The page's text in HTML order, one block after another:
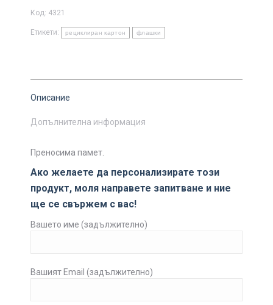
Код: 4321
Етикети: рециклиран картон флашки
Описание
Допълнителна информация
Преносима памет.
Ако желаете да персонализирате този
продукт, моля направете запитване и ние
ще се свържем с вас!
Вашето име (задължително)
Вашият Email (задължително)